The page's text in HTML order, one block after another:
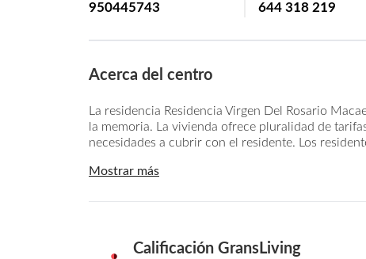
950445743 644 318 219
Acerca del centro
La residencia Residencia Virgen Del Rosario
la memoria. La vivienda ofrece pluralidad de
necesidades a cubrir con el residente. Los
Mostrar más
Calificación GransLiving